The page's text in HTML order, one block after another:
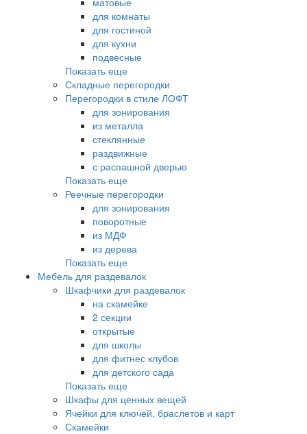
для комнаты
для гостиной
для кухни
подвесные
Показать еще
Складные перегородки
Перегородки в стиле ЛОФТ
для зонирования
из металла
стеклянные
раздвижные
с распашной дверью
Показать еще
Реечные перегородки
для зонирования
поворотные
из МДФ
из дерева
Показать еще
Мебель для раздевалок
Шкафчики для раздевалок
на скамейке
2 секции
открытые
для школы
для фитнес клубов
для детского сада
Показать еще
Шкафы для ценных вещей
Ячейки для ключей, браслетов и карт
Скамейки